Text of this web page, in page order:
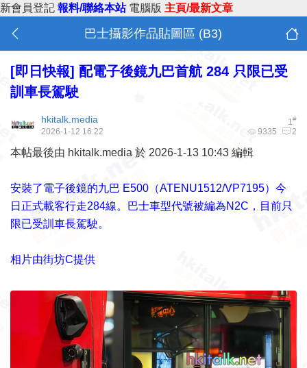
新會員登記 報料/聯絡本站 電腦版 主頁/最新文章
巴士攝影作品貼圖區 (B3)
[即日快報] 配電子後鏡九巴首航 284 只限已受
訓車長駕駛
1#
hkitalk.media
9335 2
2026-1-12 16:22
本帖最後由 hkitalk.media 於 2026-1-13 10:43 編輯
安裝了電子後鏡的九巴 E500（ATENU1512/VP7195）今
日正式載客行走284線。巴士車型代號被編為N2C，目前只
限已受訓車長駕駛。
相片由街坊C提供